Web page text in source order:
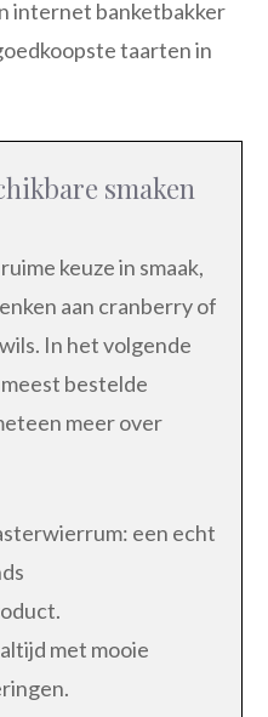
internet banketbakker
taarten in
smaken
keuze in smaak,
aan cranberry of
In het volgende
bestelde
meer over
een echt
met mooie